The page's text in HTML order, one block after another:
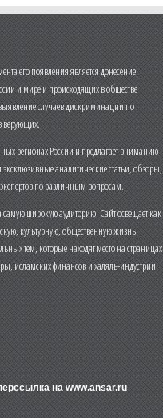
его появления является донесение
и мире и происходящих в обществе
случаев дискриминации по
регионах России и предлагает вниманию
аналитические статьи, обзоры,
по различным вопросам.
широкую аудиторию. Сайт освещает как
культурную, общественную жизнь
тем, которые находят место на страницах
исламских финансов и халяль-индустрии.
на www.ansar.ru